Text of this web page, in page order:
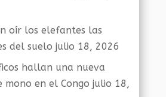
oír los elefantes las
del suelo julio 18, 2026
hallan una nueva
mono en el Congo julio 18,